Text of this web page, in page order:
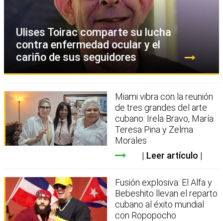
Ulises Toirac comparte su lucha
contra enfermedad ocular y el
cariño de sus seguidores
Miami vibra con la reunión
de tres grandes del arte
cubano: Irela Bravo, María
Teresa Pina y Zelma
Morales
Leer artículo
Fusión explosiva: El Alfa y
Bebeshito llevan el reparto
cubano al éxito mundial
con Ropopocho